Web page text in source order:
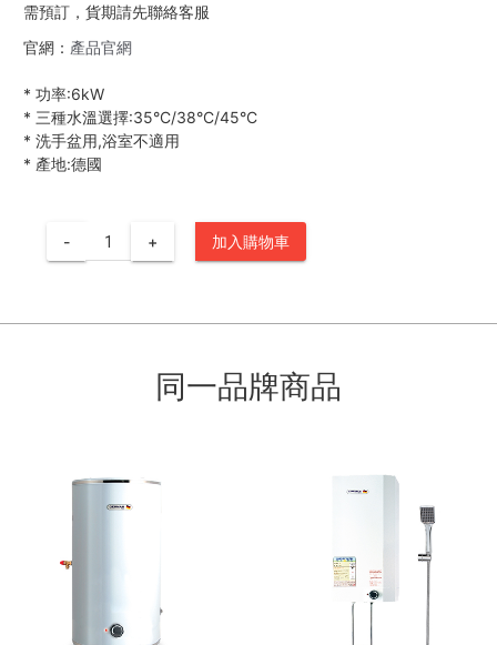
需預訂，貨期請先聯絡客服
官網： 產品官網
* 功率:6kW
* 三種水溫選擇:35°C/38°C/45°C
* 洗手盆用,浴室不適用
* 產地:德國
- + 加入購物車
同一品牌商品